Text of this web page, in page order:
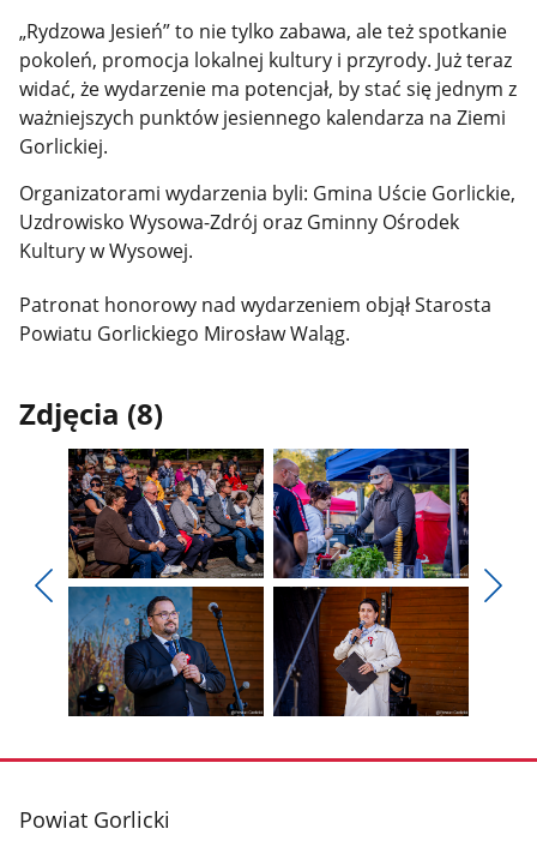
„Rydzowa Jesień” to nie tylko zabawa, ale też spotkanie
pokoleń, promocja lokalnej kultury i przyrody. Już teraz
widać, że wydarzenie ma potencjał, by stać się jednym z
ważniejszych punktów jesiennego kalendarza na Ziemi
Gorlickiej.
Organizatorami wydarzenia byli: Gmina Uście Gorlickie,
Uzdrowisko Wysowa-Zdrój oraz Gminny Ośrodek
Kultury w Wysowej.
Patronat honorowy nad wydarzeniem objął Starosta
Powiatu Gorlickiego Mirosław Waląg.
Zdjęcia (8)
Pokaż
poprzednie
zdjęcia
Pokaż
zdjęcie
1
z
galerii.
Pokaż
zdjęcie
2
z
galerii.
galerii.
stopka
Powiat Gorlicki